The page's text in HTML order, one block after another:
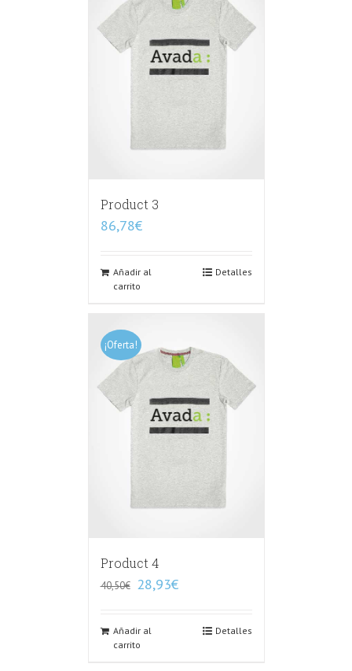
Product 3
86,78€
Añadir al
carrito
Detalles
¡Oferta!
Product 4
40,50€ 28,93€
Añadir al
carrito
Detalles